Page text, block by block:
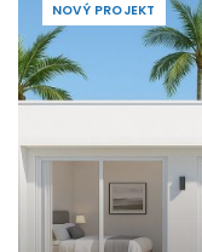
NOVÝ PROJEKT